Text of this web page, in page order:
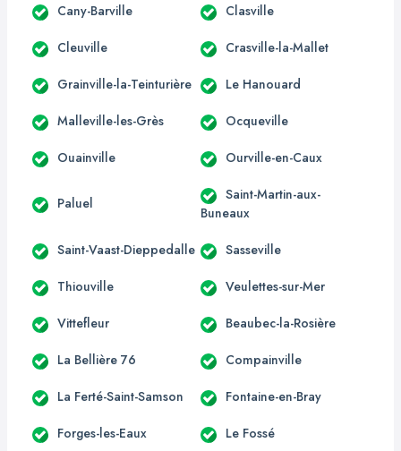
Cany-Barville Clasville
Cleuville Crasville-la-Mallet
Grainville-la-Teinturière Le Hanouard
Malleville-les-Grès Ocqueville
Ouainville Ourville-en-Caux
Paluel
Saint-Martin-aux-
Buneaux
Saint-Vaast-Dieppedalle Sasseville
Thiouville Veulettes-sur-Mer
Vittefleur Beaubec-la-Rosière
La Bellière 76 Compainville
La Ferté-Saint-Samson Fontaine-en-Bray
Forges-les-Eaux Le Fossé